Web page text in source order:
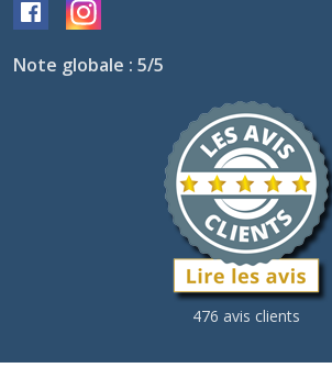
Note globale : 5/5
476 avis clients